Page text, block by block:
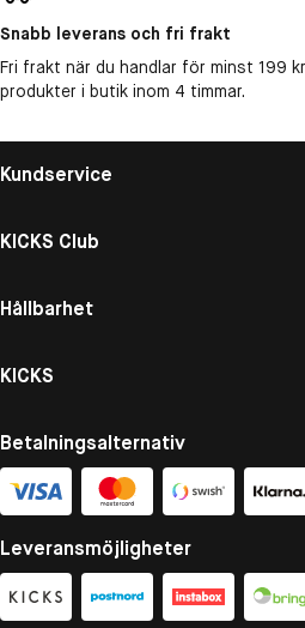
Bas: Vetiver
Snabb leverans och fri frakt
Fri frakt när du handlar för minst 199
produkter i butik inom 4 timmar.
Kundservice
KICKS Club
Hållbarhet
KICKS
Betalningsalternativ
Leveransmöjligheter